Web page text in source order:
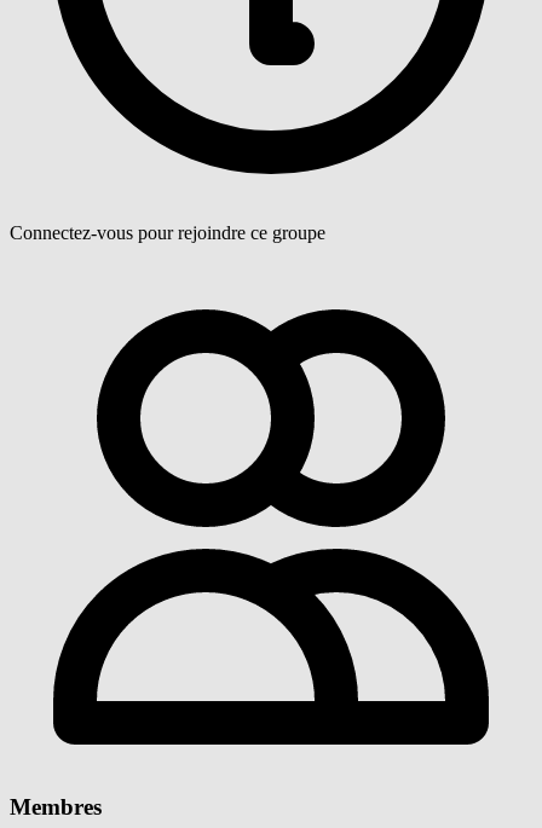
Connectez-vous pour rejoindre ce groupe
Membres